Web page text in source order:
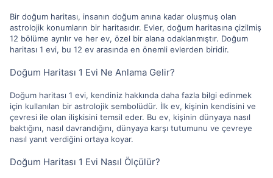
Bir doğum haritası, insanın doğum anına kadar oluşmuş olan
astrolojik konumların bir haritasıdır. Evler, doğum haritasına çizilmiş
12 bölüme ayrılır ve her ev, özel bir alana odaklanmıştır. Doğum
haritası 1 evi, bu 12 ev arasında en önemli evlerden biridir.
Doğum Haritası 1 Evi Ne Anlama Gelir?
Doğum haritası 1 evi, kendiniz hakkında daha fazla bilgi edinmek
için kullanılan bir astrolojik sembolüdür. İlk ev, kişinin kendisini ve
çevresi ile olan ilişkisini temsil eder. Bu ev, kişinin dünyaya nasıl
baktığını, nasıl davrandığını, dünyaya karşı tutumunu ve çevreye
nasıl yanıt verdiğini ortaya koyar.
Doğum Haritası 1 Evi Nasıl Ölçülür?